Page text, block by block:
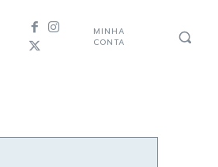
MINHA
CONTA